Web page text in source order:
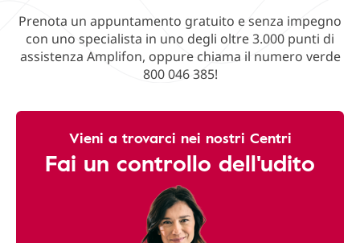
Prenota un appuntamento gratuito e senza impegno
con uno specialista in uno degli oltre 3.000 punti di
assistenza Amplifon, oppure chiama il numero verde
800 046 385!
Vieni a trovarci nei nostri Centri
Fai un controllo dell'udito